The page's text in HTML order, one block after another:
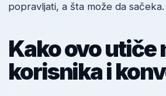
popravljati, a šta može da sačeka.
Kako ovo utiče
korisnika i